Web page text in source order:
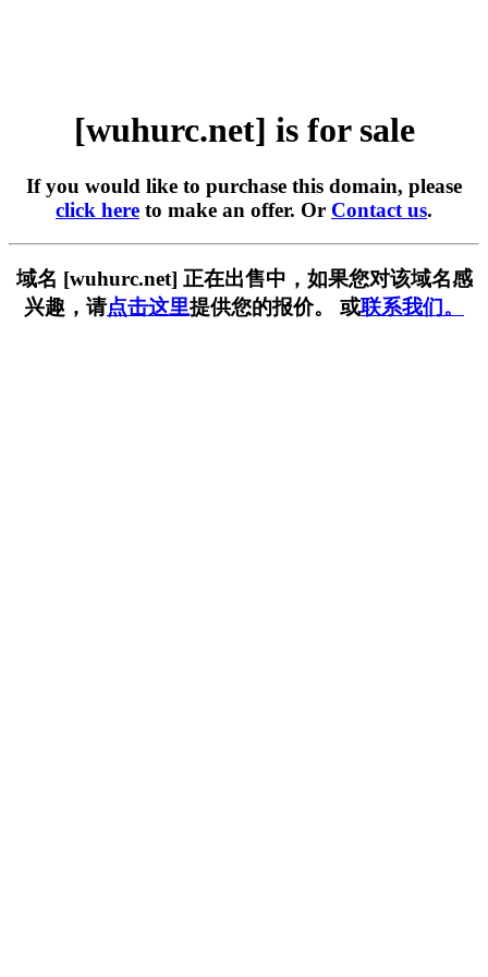
[wuhurc.net] is for sale
If you would like to purchase this domain, please
click here to make an offer. Or Contact us.
域名 [wuhurc.net] 正在出售中，如果您对该域名感
兴趣，请点击这里提供您的报价。 或联系我们。